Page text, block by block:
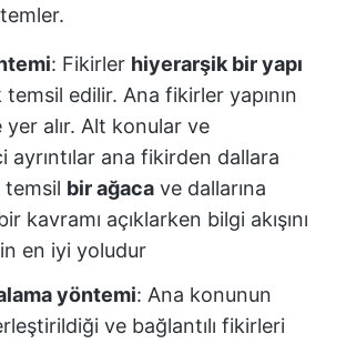
: Fikirler hiyerarşik bir yapı
temsil edilir. Ana fikirler yapının
alır. Alt konular ve
ayrıntılar ana fikirden dallara
temsil bir ağaca ve dallarına
kavramı açıklarken bilgi akışını
en iyi yoludur
yöntemi: Ana konunun
ve bağlantılı fikirleri